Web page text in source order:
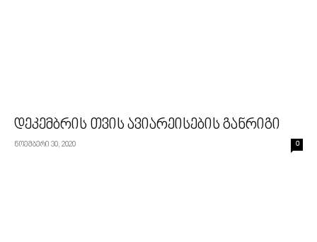
დეკემბრის თვის ავიარეისების განრიგი
ნოემბერი 30, 2020 0